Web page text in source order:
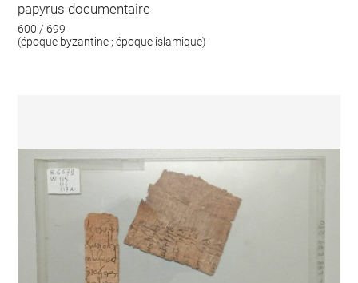
papyrus documentaire
600 / 699
(époque byzantine ; époque islamique)